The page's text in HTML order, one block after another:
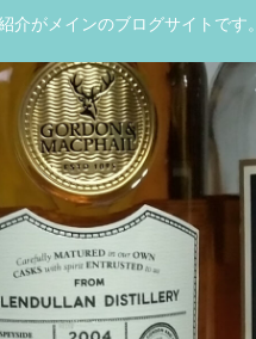
介がメインのブログサイトです。